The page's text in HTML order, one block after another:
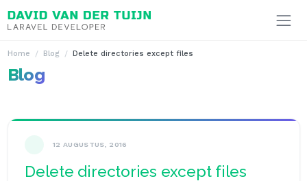
Ga naar inhoud
Home Blog Delete directories except files
Blog
12 AUGUSTUS, 2016
Delete directories except files